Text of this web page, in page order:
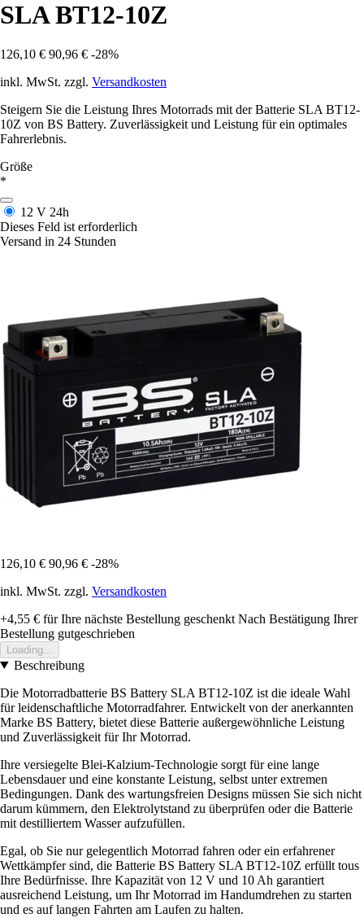
SLA BT12-10Z
126,10 € 90,96 € -28%
inkl. MwSt. zzgl. Versandkosten
Steigern Sie die Leistung Ihres Motorrads mit der Batterie SLA BT12-
10Z von BS Battery. Zuverlässigkeit und Leistung für ein optimales
Fahrerlebnis.
Größe
*
12 V 24h
Dieses Feld ist erforderlich
Versand in 24 Stunden
126,10 € 90,96 € -28%
inkl. MwSt. zzgl. Versandkosten
+4,55 € für Ihre nächste Bestellung geschenkt Nach Bestätigung Ihrer
Bestellung gutgeschrieben
Loading...
Beschreibung
Die Motorradbatterie BS Battery SLA BT12-10Z ist die ideale Wahl
für leidenschaftliche Motorradfahrer. Entwickelt von der anerkannten
Marke BS Battery, bietet diese Batterie außergewöhnliche Leistung
und Zuverlässigkeit für Ihr Motorrad.
Ihre versiegelte Blei-Kalzium-Technologie sorgt für eine lange
Lebensdauer und eine konstante Leistung, selbst unter extremen
Bedingungen. Dank des wartungsfreien Designs müssen Sie sich nicht
darum kümmern, den Elektrolytstand zu überprüfen oder die Batterie
mit destilliertem Wasser aufzufüllen.
Egal, ob Sie nur gelegentlich Motorrad fahren oder ein erfahrener
Wettkämpfer sind, die Batterie BS Battery SLA BT12-10Z erfüllt tous
Ihre Bedürfnisse. Ihre Kapazität von 12 V und 10 Ah garantiert
ausreichend Leistung, um Ihr Motorrad im Handumdrehen zu starten
und es auf langen Fahrten am Laufen zu halten.